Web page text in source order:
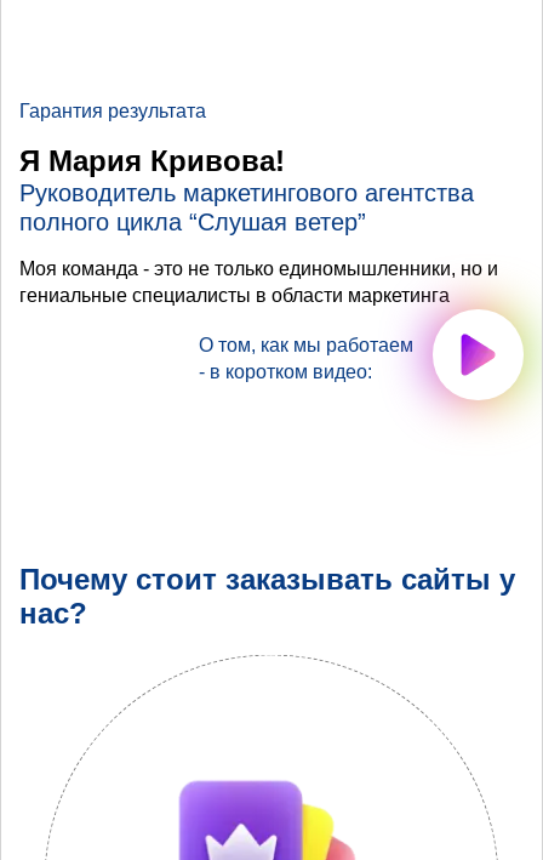
Гарантия результата
Я Мария Кривова!
Руководитель маркетингового агентства
полного цикла “Слушая ветер”
Моя команда - это не только единомышленники, но и
гениальные специалисты в области маркетинга
О том, как мы работаем
- в коротком видео:
Почему стоит заказывать сайты у
нас?